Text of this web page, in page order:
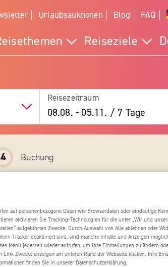
Urlaubsauktionen Blog FAQ
Reiseziele
Reisezeitraum
08.08. - 05.11. / 7 Tage
4 Buchung
auf personenbezogene Daten wie Browserdaten oder eindeutige
aktivieren Sie Tracking-Technologien für die unter „Wir und
aufgeführten Zwecke. Durch Auswahl von Alle ablehnen oder
Tracker deaktiviert sind, sind manche Inhalte und Anzeigen
Menü jederzeit wieder aufrufen, um Ihre Einstellungen zu ändern
Zwecke anzeigen am unteren Rand der Webseite klicken. Ihre
finden Sie in unserer Datenschutzerklärung.